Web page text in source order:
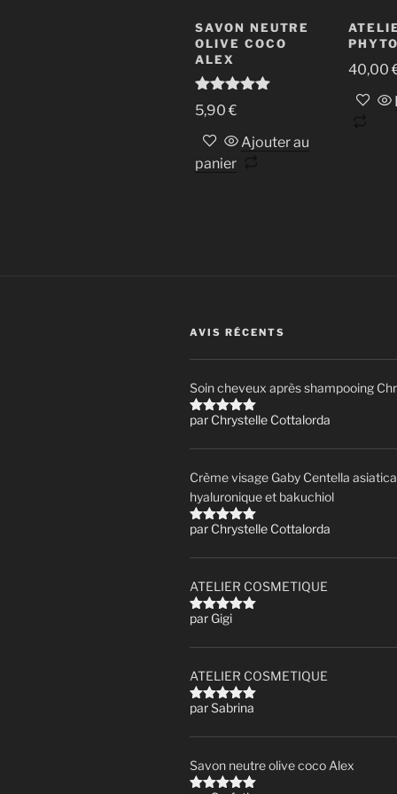
SAVON NEUTRE
OLIVE COCO
ALEX
Note 5.00
sur 5
5,90€
Ajouter au
panier
40,00
AVIS RÉCENTS
Soin cheveux après shampooing
Note5sur
par Chrystelle Cottalorda
Crème visage Gaby Centella
hyaluronique et bakuchiol
Note5sur
par Chrystelle Cottalorda
ATELIER COSMETIQUE
Note5sur
par Gigi
ATELIER COSMETIQUE
Note5sur
par Sabrina
Savon neutre olive coco Alex